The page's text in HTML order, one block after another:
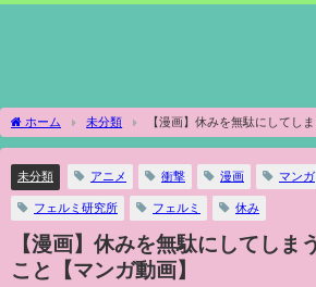
ホーム 未分類
【漫画】休みを無駄にしてし
ガ動画】
未分類 アニメ 衝撃 漫画 マンガ
フェルミ研究所 フェルミ 休み
【漫画】休みを無駄にしてしま
こと【マンガ動画】